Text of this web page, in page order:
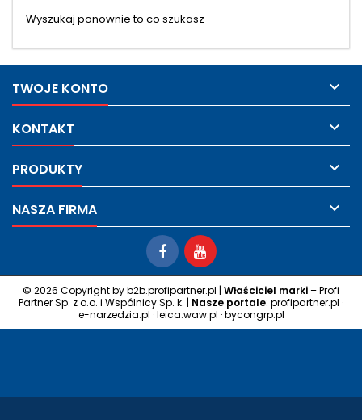
Wyszukaj ponownie to co szukasz
TWOJE KONTO 
KONTAKT 
PRODUKTY 
NASZA FIRMA 
© 2026 Copyright byb2b.profipartner.pl | Właściciel marki– Profi
Partner Sp. z o.o. i Wspólnicy Sp. k. | Nasze portale: profipartner.pl ·
e-narzedzia.pl ·leica.waw.pl ·bycongrp.pl